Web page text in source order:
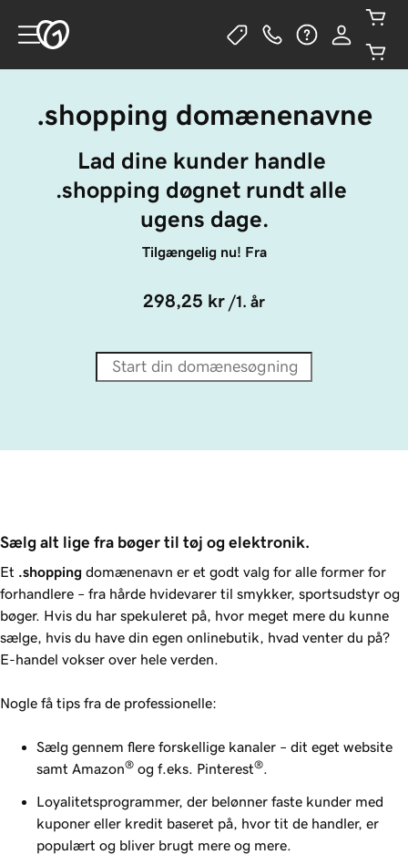
.shopping domænenavne
Lad dine kunder handle
.shopping døgnet rundt alle
ugens dage.
Tilgængelig nu! Fra
298,25 kr /1. år
Sælg alt lige fra bøger til tøj og elektronik.
Et .shopping domænenavn er et godt valg for alle former for
forhandlere – fra hårde hvidevarer til smykker, sportsudstyr og
bøger. Hvis du har spekuleret på, hvor meget mere du kunne
sælge, hvis du have din egen onlinebutik, hvad venter du på?
E-handel vokser over hele verden.
Nogle få tips fra de professionelle:
Sælg gennem flere forskellige kanaler – dit eget website
samt Amazon® og f.eks. Pinterest®
Loyalitetsprogrammer, der belønner faste kunder med
kuponer eller kredit baseret på, hvor tit de handler, er
populært og bliver brugt mere og mere.